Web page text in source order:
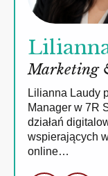
Marketing
Lilianna Laudy
Manager w 7R
działań
wspierających
online…